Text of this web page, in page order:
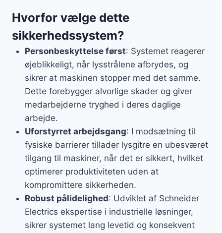
Hvorfor vælge dette
sikkerhedssystem?
Personbeskyttelse først: Systemet reagerer
øjeblikkeligt, når lysstrålene afbrydes, og
sikrer at maskinen stopper med det samme.
Dette forebygger alvorlige skader og giver
medarbejderne tryghed i deres daglige
arbejde.
Uforstyrret arbejdsgang: I modsætning til
fysiske barrierer tillader lysgitre en ubesværet
tilgang til maskiner, når det er sikkert, hvilket
optimerer produktiviteten uden at
kompromittere sikkerheden.
Robust pålidelighed: Udviklet af Schneider
Electrics ekspertise i industrielle løsninger,
sikrer systemet lang levetid og konsekvent